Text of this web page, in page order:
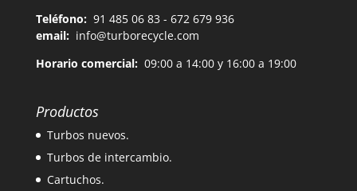
Teléfono: 91 485 06 83 - 672 679 936
email: info@turborecycle.com
Horario comercial:09:00 a 14:00 y 16:00 a 19:00
Productos
Turbos nuevos.
Turbos de intercambio.
Cartuchos.